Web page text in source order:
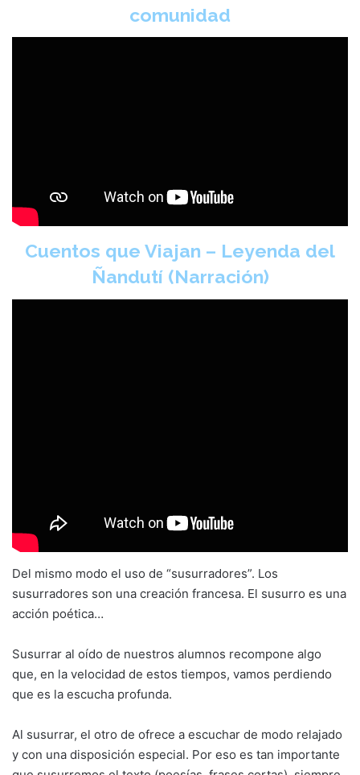
comunidad
Cuentos que Viajan – Leyenda del
Ñandutí (Narración)
Del mismo modo el uso de “susurradores”. Los
susurradores son una creación francesa. El susurro es una
acción poética…
Susurrar al oído de nuestros alumnos recompone algo
que, en la velocidad de estos tiempos, vamos perdiendo
que es la escucha profunda.
Al susurrar, el otro de ofrece a escuchar de modo relajado
y con una disposición especial. Por eso es tan importante